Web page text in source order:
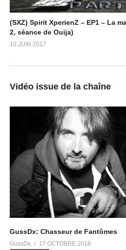
(SXZ) Spirit XperienZ – EP1 – La
2, séance de Ouija)
10 JUIN 2017
Vidéo issue de la chaîne
GussDx: Chasseur de Fantômes
GussDx
17 OCTOBRE 2016